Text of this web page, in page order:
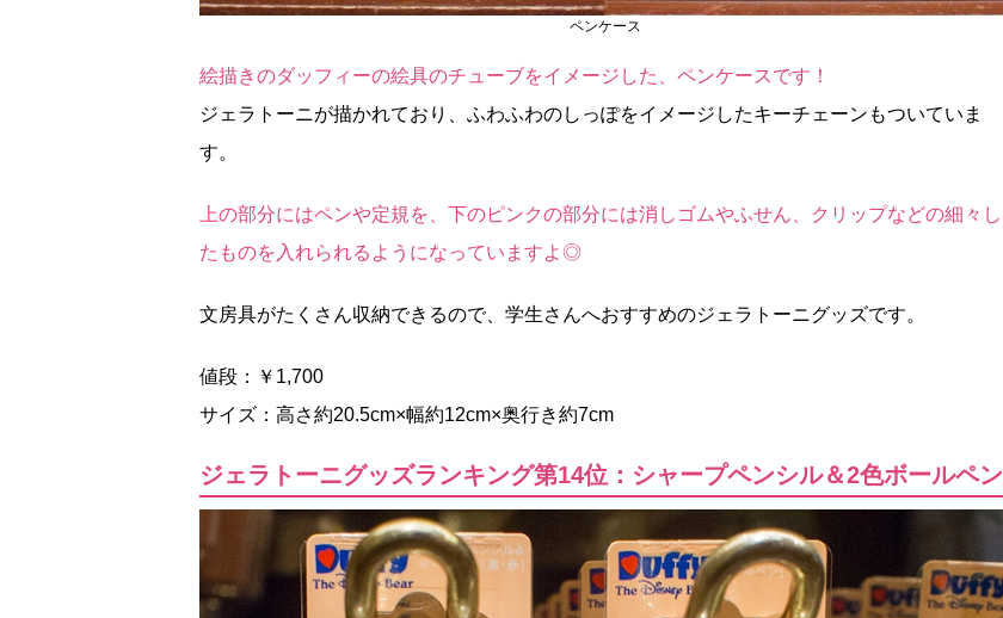
ペンケース
絵描きのダッフィーの絵具のチューブをイメージした、ペンケースです！
ジェラトーニが描かれており、ふわふわのしっぽをイメージしたキーチェーンもついていま
す。
上の部分にはペンや定規を、下のピンクの部分には消しゴムやふせん、クリップなどの細々し
たものを入れられるようになっていますよ◎
文房具がたくさん収納できるので、学生さんへおすすめのジェラトーニグッズです。
値段：￥1,700
サイズ：高さ約20.5cm×幅約12cm×奥行き約7cm
ジェラトーニグッズランキング第14位：シャープペンシル＆2色ボールペン